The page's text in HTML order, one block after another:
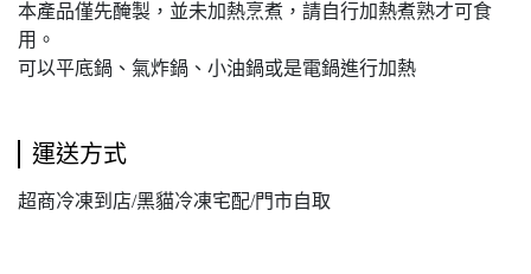
本產品僅先醃製，並未加熱烹煮，請自行加熱煮熟才可食
用。
可以平底鍋、氣炸鍋、小油鍋或是電鍋進行加熱
運送方式
超商冷凍到店/黑貓冷凍宅配/門市自取